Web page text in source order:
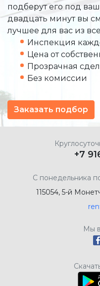
подберут его под
двадцать минут вы
лучшее для вас из
Инспекция
Цена от
Прозрачная
Без комиссии
Заказать подбор
+7
С понедельника
115054, 5-й
Мы